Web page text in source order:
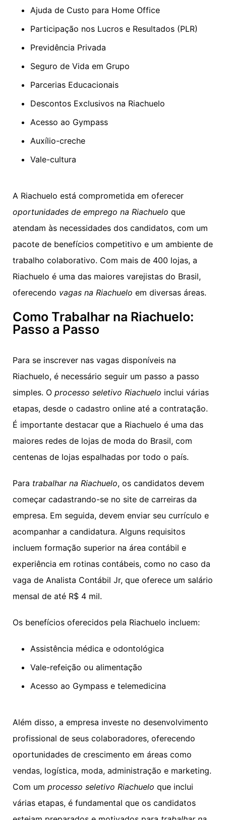
Ajuda de Custo para Home Office
Participação nos Lucros e Resultados (PLR)
Previdência Privada
Seguro de Vida em Grupo
Parcerias Educacionais
Descontos Exclusivos na Riachuelo
Acesso ao Gympass
Auxílio-creche
Vale-cultura
A Riachuelo está comprometida em oferecer
oportunidades de emprego na Riachuelo que
atendam às necessidades dos candidatos, com um
pacote de benefícios competitivo e um ambiente de
trabalho colaborativo. Com mais de 400 lojas, a
Riachuelo é uma das maiores varejistas do Brasil,
oferecendo vagas na Riachuelo em diversas áreas.
Como Trabalhar na Riachuelo:
Passo a Passo
Para se inscrever nas vagas disponíveis na
Riachuelo, é necessário seguir um passo a passo
simples. O processo seletivo Riachuelo inclui várias
etapas, desde o cadastro online até a contratação.
É importante destacar que a Riachuelo é uma das
maiores redes de lojas de moda do Brasil, com
centenas de lojas espalhadas por todo o país.
Para trabalhar na Riachuelo, os candidatos devem
começar cadastrando-se no site de carreiras da
empresa. Em seguida, devem enviar seu currículo e
acompanhar a candidatura. Alguns requisitos
incluem formação superior na área contábil e
experiência em rotinas contábeis, como no caso da
vaga de Analista Contábil Jr, que oferece um salário
mensal de até R$ 4 mil.
Os benefícios oferecidos pela Riachuelo incluem:
Assistência médica e odontológica
Vale-refeição ou alimentação
Acesso ao Gympass e telemedicina
Além disso, a empresa investe no desenvolvimento
profissional de seus colaboradores, oferecendo
oportunidades de crescimento em áreas como
vendas, logística, moda, administração e marketing.
Com um processo seletivo Riachuelo que inclui
várias etapas, é fundamental que os candidatos